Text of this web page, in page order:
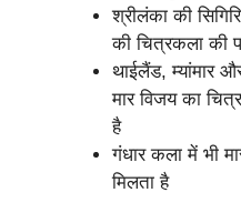
श्रीलंका की
की चित्रकला की
थाईलैंड, म्यांमार
मार विजय का
है
गंधार कला में भी
मिलता है